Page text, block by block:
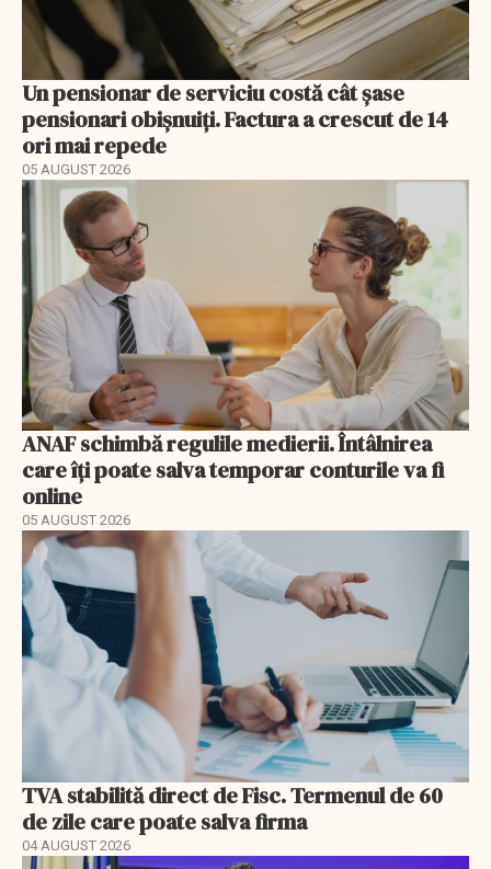
Un pensionar de serviciu costă cât șase
pensionari obișnuiți. Factura a crescut de 14
ori mai repede
05 AUGUST 2026
ANAF schimbă regulile medierii. Întâlnirea
care îți poate salva temporar conturile va fi
online
05 AUGUST 2026
TVA stabilită direct de Fisc. Termenul de 60
de zile care poate salva firma
04 AUGUST 2026